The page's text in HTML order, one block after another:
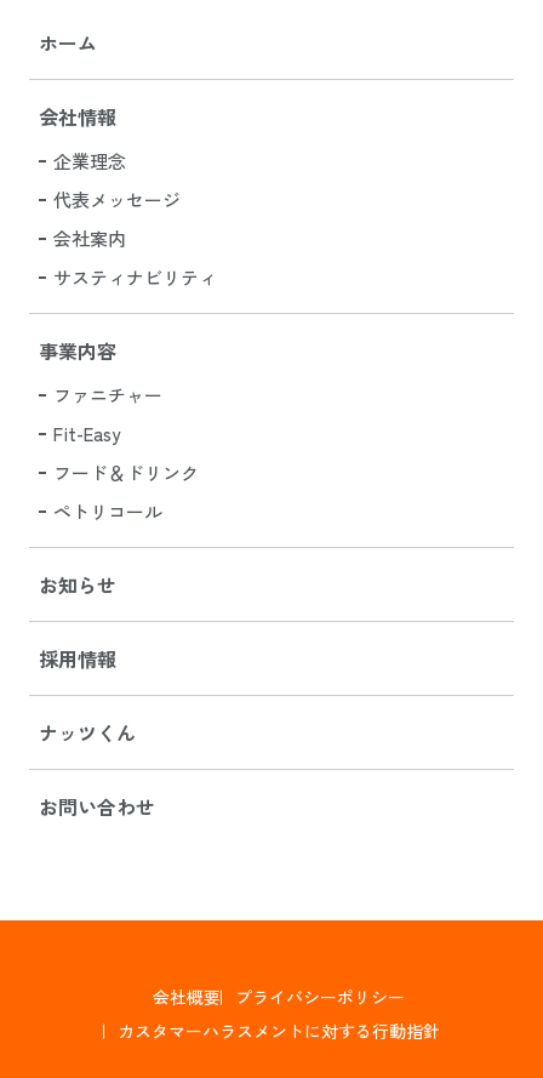
ホーム
会社情報
企業理念
代表メッセージ
会社案内
サスティナビリティ
事業内容
ファニチャー
Fit-Easy
フード＆ドリンク
ペトリコール
お知らせ
採用情報
ナッツくん
お問い合わせ
会社概要
プライバシーポリシー
カスタマーハラスメントに対する行動指針